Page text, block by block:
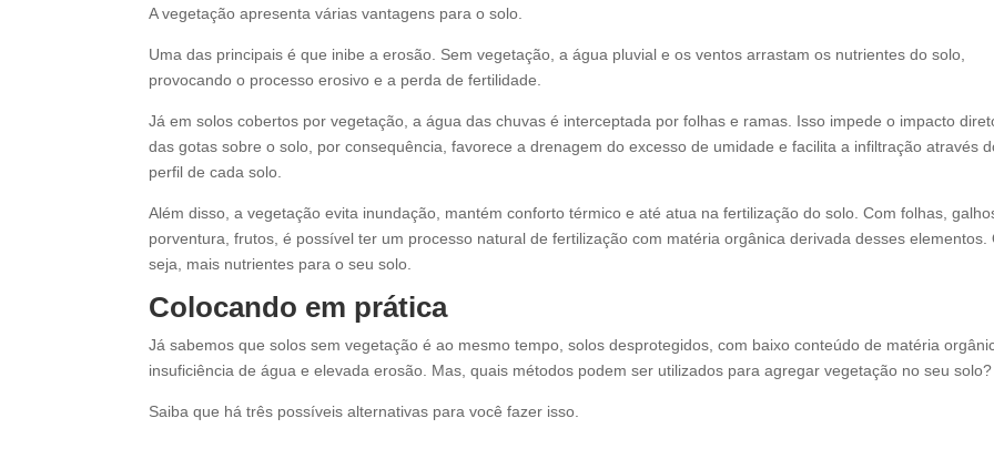
A vegetação apresenta várias vantagens para o solo.
Uma das principais é que inibe a erosão. Sem vegetação, a água pluvial e os ventos arrastam os nutrientes do solo,
provocando o processo erosivo e a perda de fertilidade.
Já em solos cobertos por vegetação, a água das chuvas é interceptada por folhas e ramas. Isso impede o impacto
das gotas sobre o solo, por consequência, favorece a drenagem do excesso de umidade e facilita a infiltração através
perfil de cada solo.
Além disso, a vegetação evita inundação, mantém conforto térmico e até atua na fertilização do solo. Com folhas,
porventura, frutos, é possível ter um processo natural de fertilização com matéria orgânica derivada desses elementos.
seja, mais nutrientes para o seu solo.
Colocando em prática
Já sabemos que solos sem vegetação é ao mesmo tempo, solos desprotegidos, com baixo conteúdo de matéria
insuficiência de água e elevada erosão. Mas, quais métodos podem ser utilizados para agregar vegetação no seu solo?
Saiba que há três possíveis alternativas para você fazer isso.